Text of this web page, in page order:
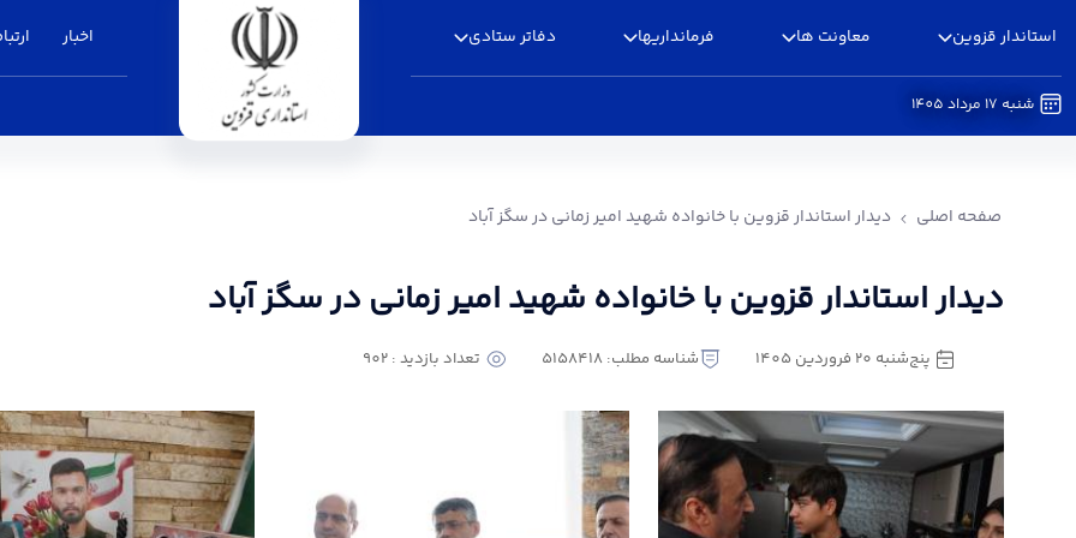
استاندار قزوین معاونت ها فرمانداریها دفاتر ستادی اخبار
شنبه 17 مرداد 1405
صفحه اصلی دیدار استاندار قزوین با خانواده شهید امیر زمانی در سگز آباد
دیدار استاندار قزوین با خانواده شهید امیر زمانی در سگز آباد
پنج‌شنبه 20 فروردین 1405 شناسه مطلب: 5158418 تعداد بازدید : 902